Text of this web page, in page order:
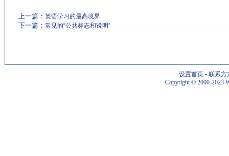
上一篇： 英语学习的最高境界
下一篇： 常见的“公共标志和说明”
设置首页 - 联系方
Copyright©2000-2023